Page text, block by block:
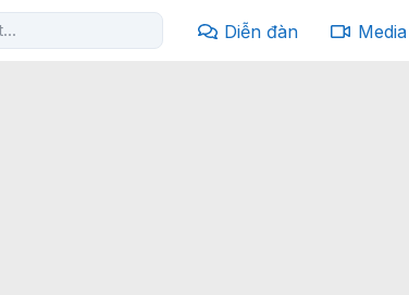
Diễn đàn Media